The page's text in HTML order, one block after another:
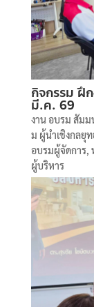
กิจกรรม ฝึ
มี.ค. 69
งาน อบรม สัมม
ม ผู้นำเชิงกลยุ
อบรมผู้จัดการ,
ผู้บริหาร